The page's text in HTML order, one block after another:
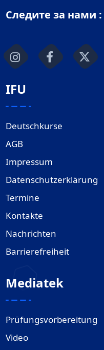
Следите за нами :
IFU
Deutschkurse
AGB
Impressum
Datenschutzerklärung
Termine
Kontakte
Nachrichten
Barrierefreiheit
Mediatek
Prüfungsvorbereitung
Video